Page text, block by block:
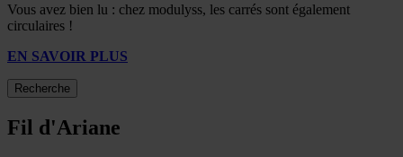
Vous avez bien lu : chez modulyss, les carrés sont également
circulaires !
EN SAVOIR PLUS
Recherche
Fil d'Ariane